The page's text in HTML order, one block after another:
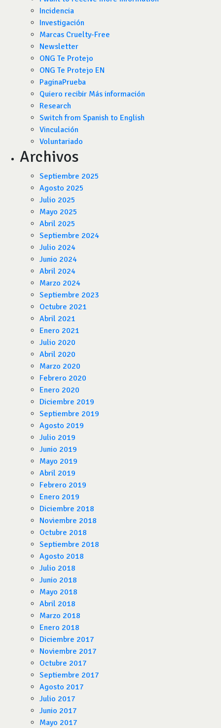
Incidencia
Investigación
Marcas Cruelty-Free
Newsletter
ONG Te Protejo
ONG Te Protejo EN
PaginaPrueba
Quiero recibir Más información
Research
Switch from Spanish to English
Vinculación
Voluntariado
Archivos
Septiembre 2025
Agosto 2025
Julio 2025
Mayo 2025
Abril 2025
Septiembre 2024
Julio 2024
Junio 2024
Abril 2024
Marzo 2024
Septiembre 2023
Octubre 2021
Abril 2021
Enero 2021
Julio 2020
Abril 2020
Marzo 2020
Febrero 2020
Enero 2020
Diciembre 2019
Septiembre 2019
Agosto 2019
Julio 2019
Junio 2019
Mayo 2019
Abril 2019
Febrero 2019
Enero 2019
Diciembre 2018
Noviembre 2018
Octubre 2018
Septiembre 2018
Agosto 2018
Julio 2018
Junio 2018
Mayo 2018
Abril 2018
Marzo 2018
Enero 2018
Diciembre 2017
Noviembre 2017
Octubre 2017
Septiembre 2017
Agosto 2017
Julio 2017
Junio 2017
Mayo 2017